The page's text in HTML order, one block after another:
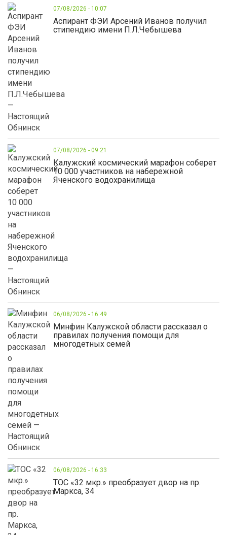
07/08/2026 - 10:07
Аспирант ФЭИ Арсений Иванов получил
стипендию имени П.Л.Чебышева
07/08/2026 - 09:21
Калужский космический марафон соберет
10 000 участников на набережной
Яченского водохранилища
06/08/2026 - 16:49
Минфин Калужской области рассказал о
правилах получения помощи для
многодетных семей
06/08/2026 - 16:33
ТОС «32 мкр.» преобразует двор на пр.
Маркса, 34